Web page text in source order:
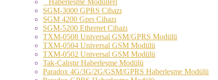
SGM-3000 GPRS Cihazı
SGM 4200 Gprs Cihazı
SGM-5200 Ethernet Cihazı
TXM-0508 Universal GSM/GPRS Modülü
TXM-0504 Universal GSM Modülü
TXM-0502 Universal GSM Modülü
Tak-Çalıştır Haberleşme Modülü
Paradox 4G/3G/2G/GSM/GPRS Haberleşme Modülü